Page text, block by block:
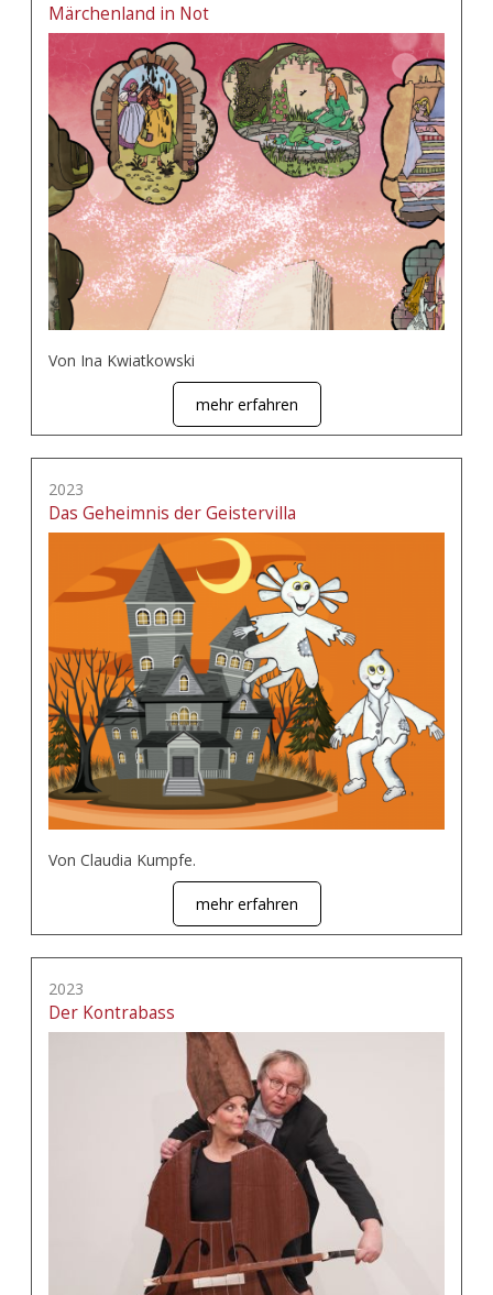
Märchenland in Not
Von Ina Kwiatkowski
mehr erfahren
2023
Das Geheimnis der Geistervilla
Von Claudia Kumpfe.
mehr erfahren
2023
Der Kontrabass